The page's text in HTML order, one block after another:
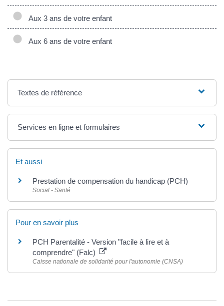
Aux 3 ans de votre enfant
Aux 6 ans de votre enfant
Textes de référence
Services en ligne et formulaires
Et aussi
Prestation de compensation du handicap (PCH)
Social - Santé
Pour en savoir plus
PCH Parentalité - Version "facile à lire et à
comprendre" (Falc)
Caisse nationale de solidarité pour l'autonomie (CNSA)